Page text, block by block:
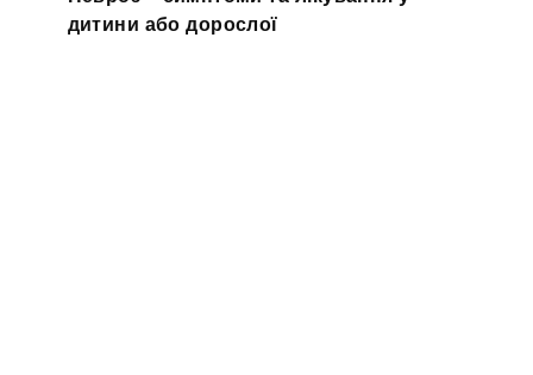
дитини або дорослої